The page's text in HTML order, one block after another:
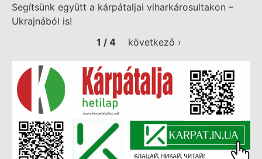
Segítsünk együtt a kárpátaljai viharkárosultakon –
Ukrajnából is!
1 / 4
következő ›